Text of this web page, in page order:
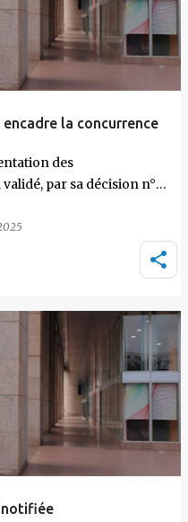
encadre la concurrence
des
par sa décision n°…
notifiée